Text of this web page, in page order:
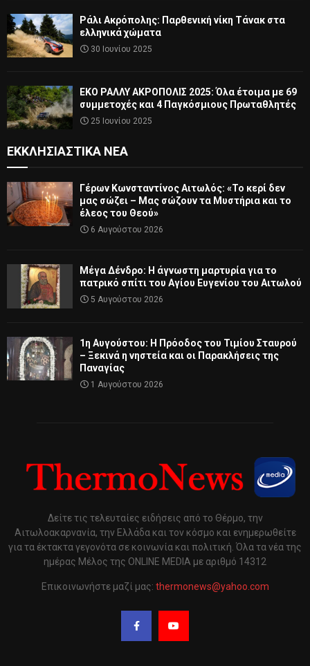
Ράλι Ακρόπολης: Παρθενική νίκη Τάνακ στα
ελληνικά χώματα
30 Ιουνίου 2025
ΕΚΟ ΡΑΛΛΥ ΑΚΡΟΠΟΛΙΣ 2025: Όλα έτοιμα με 69
συμμετοχές και 4 Παγκόσμιους Πρωταθλητές
25 Ιουνίου 2025
ΕΚΚΛΗΣΙΑΣΤΙΚΆ ΝΈΑ
Γέρων Κωνσταντίνος Αιτωλός: «Το κερί δεν
μας σώζει – Μας σώζουν τα Μυστήρια και το
έλεος του Θεού»
6 Αυγούστου 2026
Μέγα Δένδρο: Η άγνωστη μαρτυρία για το
πατρικό σπίτι του Αγίου Ευγενίου του Αιτωλού
5 Αυγούστου 2026
1η Αυγούστου: Η Πρόοδος του Τιμίου Σταυρού
– Ξεκινά η νηστεία και οι Παρακλήσεις της
Παναγίας
1 Αυγούστου 2026
Δείτε τις τελευταίες ειδήσεις από το Θέρμο, την
Αιτωλοακαρνανία, την Ελλάδα και τον κόσμο και ενημερωθείτε
για τα έκτακτα γεγονότα σε κοινωνία και πολιτική. Όλα τα νέα της
ημέρας Μέλος της ONLINE MEDIA με αριθμό 14312
Επικοινωνήστε μαζί μας: thermonews@yahoo.com